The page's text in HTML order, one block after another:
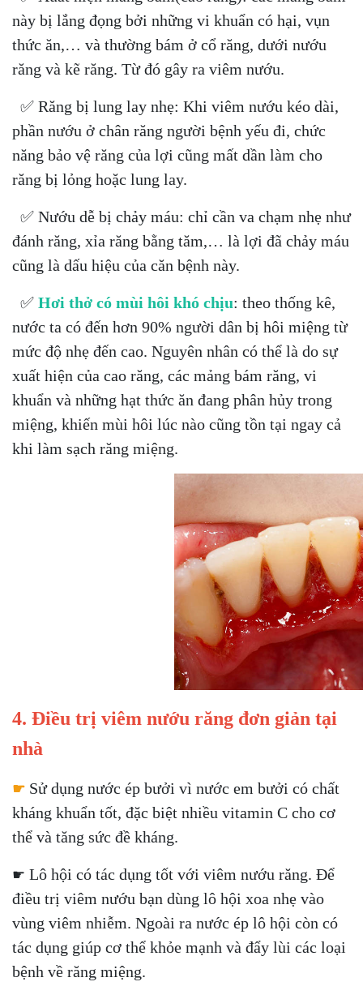
này bị lắng đọng bởi những vi khuẩn có hại, vụn
thức ăn,… và thường bám ở cổ răng, dưới nướu
răng và kẽ răng. Từ đó gây ra viêm nướu.
✅ Răng bị lung lay nhẹ: Khi viêm nướu kéo dài,
phần nướu ở chân răng người bệnh yếu đi, chức
năng bảo vệ răng của lợi cũng mất dần làm cho
răng bị lỏng hoặc lung lay.
✅ Nướu dễ bị chảy máu: chỉ cần va chạm nhẹ như
đánh răng, xỉa răng bằng tăm,… là lợi đã chảy máu
cũng là dấu hiệu của căn bệnh này.
✅ Hơi thở có mùi hôi khó chịu: theo thống kê,
nước ta có đến hơn 90% người dân bị hôi miệng từ
mức độ nhẹ đến cao. Nguyên nhân có thể là do sự
xuất hiện của cao răng, các mảng bám răng, vi
khuẩn và những hạt thức ăn đang phân hủy trong
miệng, khiến mùi hôi lúc nào cũng tồn tại ngay cả
khi làm sạch răng miệng.
4. Điều trị viêm nướu răng đơn giản tại
nhà
☛ Sử dụng nước ép bưởi vì nước em bưởi có chất
kháng khuẩn tốt, đặc biệt nhiều vitamin C cho cơ
thể và tăng sức đề kháng.
☛ Lô hội có tác dụng tốt với viêm nướu răng. Để
điều trị viêm nướu bạn dùng lô hội xoa nhẹ vào
vùng viêm nhiễm. Ngoài ra nước ép lô hội còn có
tác dụng giúp cơ thể khỏe mạnh và đẩy lùi các loại
bệnh về răng miệng.